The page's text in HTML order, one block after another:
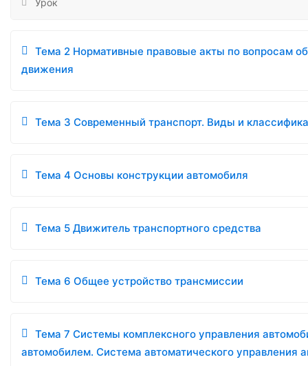
Тема 2 Нормативные правовые акты по вопросам
движения
Тема 3 Современный транспорт. Виды и
Тема 4 Основы конструкции автомобиля
Тема 5 Движитель транспортного средства
Тема 6 Общее устройство трансмиссии
Тема 7 Системы комплексного управления
автомобилем. Система автоматического управления